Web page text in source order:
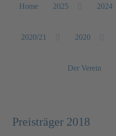
Home 2025 2024
2020/21 2020
Der Verein
Preisträger 2018